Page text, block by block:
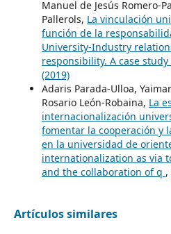
Manuel de Jesús Romero-
Pallerols, La vinculación
función de la
University-Industry
responsibility. A case study
(2019)
Adaris Parada-Ulloa,
Rosario León-Robaina, La
internacionalización
fomentar la cooperación y
en la universidad de
internationalization as via
and the collaboration of q ,
Artículos similares